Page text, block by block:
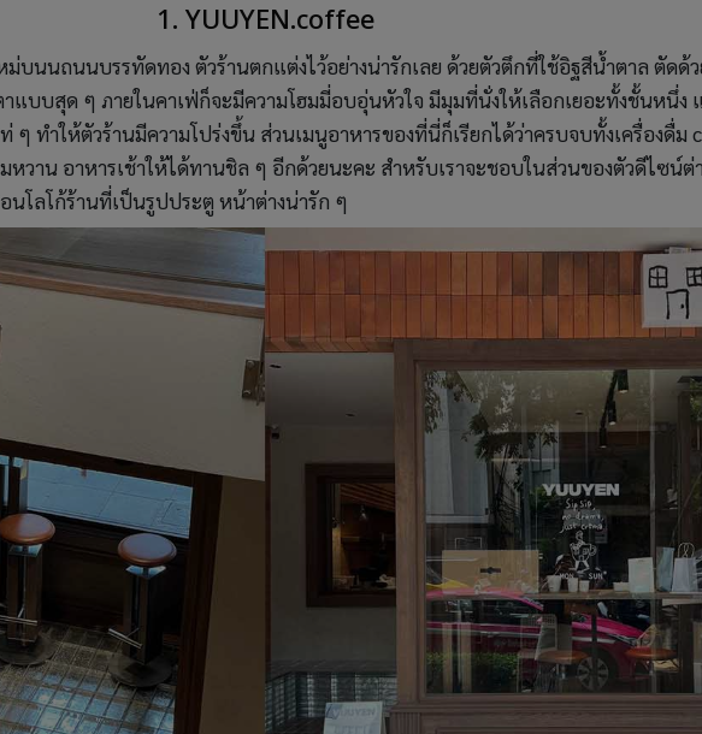
1. YUUYEN.coffee
ม่บนนถนนบรรทัดทอง ตัวร้านตกแต่งไว้อย่างน่ารักเลย ด้วยตัวตึกที่ใช้อิฐสีน้ำตาล ตัดด้
แบบสุด ๆ ภายในคาเฟ่ก็จะมีความโฮมมี่อบอุ่นหัวใจ มีมุมที่นั่งให้เลือกเยอะทั้งชั้นหนึ่ง
ๆ ทำให้ตัวร้านมีความโปร่งขึ้น ส่วนเมนูอาหารของที่นี่ก็เรียกได้ว่าครบจบทั้งเครื่องดื่ม
วาน อาหารเช้าให้ได้ทานชิล ๆ อีกด้วยนะคะ สำหรับเราจะชอบในส่วนของตัวดีไซน์ต่
นโลโก้ร้านที่เป็นรูปประตู หน้าต่างน่ารัก ๆ